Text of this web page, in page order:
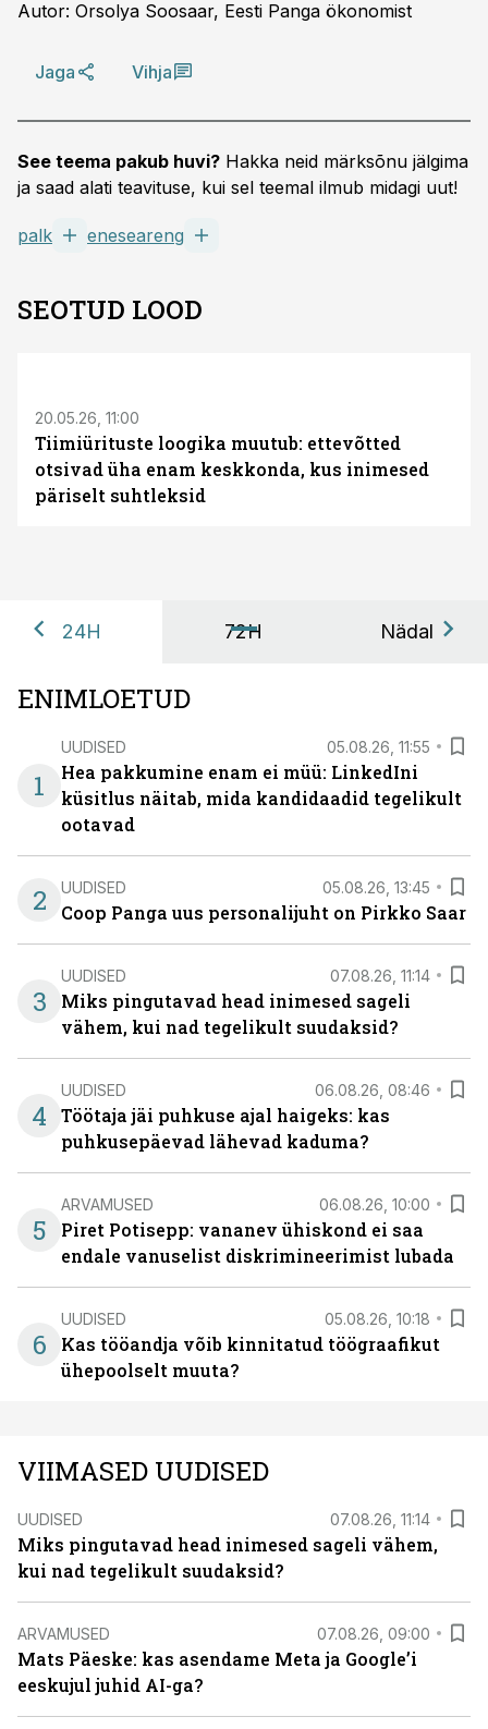
Autor: Orsolya Soosaar, Eesti Panga ökonomist
Jaga Vihja
See teema pakub huvi? Hakka neid märksõnu jälgima
ja saad alati teavituse, kui sel teemal ilmub midagi uut!
palk eneseareng
SEOTUD LOOD
20.05.26, 11:00
Tiimiürituste loogika muutub: ettevõtted
otsivad üha enam keskkonda, kus inimesed
päriselt suhtleksid
24H 72H Nädal
ENIMLOETUD
1
UUDISED 05.08.26, 11:55
Hea pakkumine enam ei müü: LinkedIni
küsitlus näitab, mida kandidaadid tegelikult
ootavad
2 UUDISED 05.08.26, 13:45
Coop Panga uus personalijuht on Pirkko Saar
3
UUDISED 07.08.26, 11:14
Miks pingutavad head inimesed sageli
vähem, kui nad tegelikult suudaksid?
4
UUDISED 06.08.26, 08:46
Töötaja jäi puhkuse ajal haigeks: kas
puhkusepäevad lähevad kaduma?
5
ARVAMUSED 06.08.26, 10:00
Piret Potisepp: vananev ühiskond ei saa
endale vanuselist diskrimineerimist lubada
6
UUDISED 05.08.26, 10:18
Kas tööandja võib kinnitatud töögraafikut
ühepoolselt muuta?
VIIMASED UUDISED
UUDISED 07.08.26, 11:14
Miks pingutavad head inimesed sageli vähem,
kui nad tegelikult suudaksid?
ARVAMUSED 07.08.26, 09:00
Mats Päeske: kas asendame Meta ja Google’i
eeskujul juhid AI-ga?